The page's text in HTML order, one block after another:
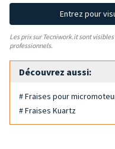
Entrez pour
Les prix sur Tecniwork.it sont
professionnels.
Découvrez aussi:
# Fraises pour
# Fraises Kuartz